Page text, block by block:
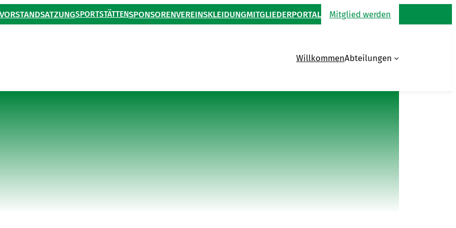
VORSTANDSATZUNGSPORTSTÄTTENSPONSORENVEREINSKLEIDUNGMITGLIEDERPORTAL Mitglied werden
WillkommenAbteilungen